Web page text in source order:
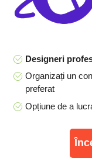
Designeri
Organizați un
preferat
Opțiune de a